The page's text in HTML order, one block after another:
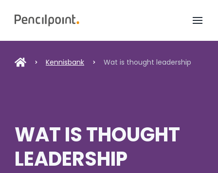
Home
Diensten
Kennisbank Wat is thought leadership
WAT IS THOUGHT
LEADERSHIP